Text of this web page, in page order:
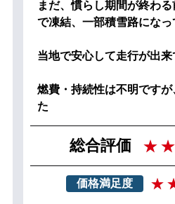
まだ、慣らし期間が終わ
で凍結、一部積雪路になっ
当地で安心して走行が出来
燃費・持続性は不明です
た
総合評価
価格満足度